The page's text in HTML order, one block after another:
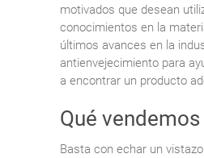
motivados que desean
conocimientos en la
últimos avances en la
antienvejecimiento para
a encontrar un producto
Qué vendemos
Basta con echar un